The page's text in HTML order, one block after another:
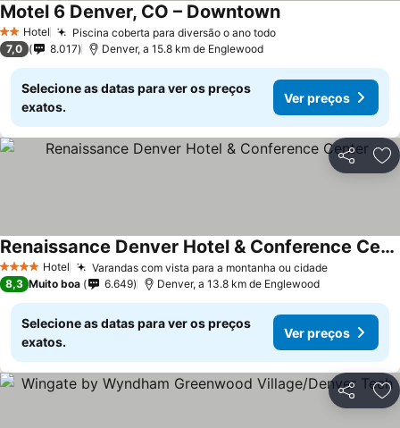
2 Estrelas
Hotel Piscina coberta para diversão o ano todo
Motel 6 Denver, CO – Downtown
7,0 8.017 Denver, a 15.8 km de Englewood
Selecione as datas para ver os preços
exatos.
Ver preços
Partilhar
4 EstrelasHotel Varandas com vista para a montanha ou cidade
Renaissance Denver Hotel & Conference Center
8,3 Muito boa 6.649 Denver, a 13.8 km de Englewood
Selecione as datas para ver os preços
exatos.
Ver preços
Partilhar